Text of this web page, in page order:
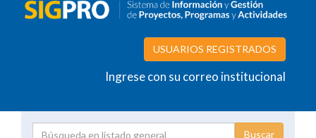
USUARIOS REGISTRADOS
Ingrese con su correo institucional